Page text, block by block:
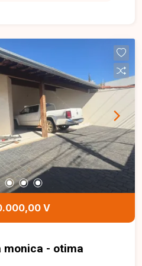
funcional e área de
praticidade e
coberta e 1 vaga
oferece segurança 24
tranquilidade e bem-
Uma excelente
busca segurança,
benefício em Uberlândia-
nossa equipe e
V
monica - otima